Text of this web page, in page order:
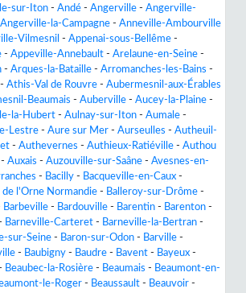
sur-Iton - Andé - Angerville - Angerville-
Angerville-la-Campagne - Anneville-Ambourville
Vilmesnil - Appenai-sous-Bellême -
- Appeville-Annebault - Arelaune-en-Seine -
- Arques-la-Bataille - Arromanches-les-Bains -
- Athis-Val de Rouvre - Aubermesnil-aux-Érables
Beaumais - Auberville - Aucey-la-Plaine -
la-Hubert - Aulnay-sur-Iton - Aumale -
Lestre - Aure sur Mer - Aurseulles - Autheuil-
- Authevernes - Authieux-Ratiéville - Authou
- Auxais - Auzouville-sur-Saâne - Avesnes-en-
- Bacilly - Bacqueville-en-Caux -
de l'Orne Normandie - Balleroy-sur-Drôme -
Barbeville - Bardouville - Barentin - Barenton -
Barneville-Carteret - Barneville-la-Bertran -
sur-Seine - Baron-sur-Odon - Barville -
- Baubigny - Baudre - Bavent - Bayeux -
Beaubec-la-Rosière - Beaumais - Beaumont-en-
le-Roger - Beaussault - Beauvoir -